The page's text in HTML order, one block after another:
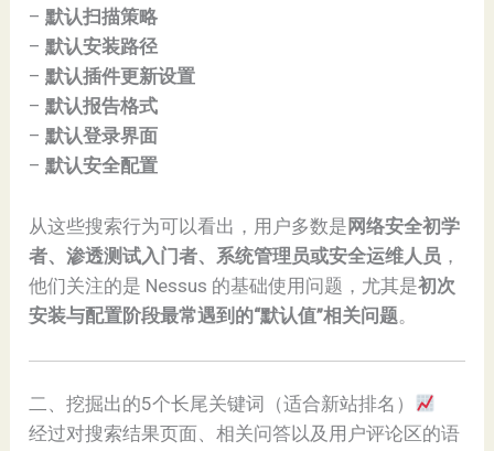
–默认扫描策略
–默认安装路径
–默认插件更新设置
–默认报告格式
–默认登录界面
–默认安全配置
从这些搜索行为可以看出，用户多数是 网络安全初学
者、渗透测试入门者、系统管理员或安全运维人员 ，
他们关注的是 Nessus 的基础使用问题，尤其是初次
安装与配置阶段最常遇到的“默认值”相关问题。
二、挖掘出的5个长尾关键词（适合新站排名）
经过对搜索结果页面、相关问答以及用户评论区的语